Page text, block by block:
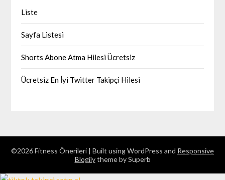
Liste
Sayfa Listesi
Shorts Abone Atma Hilesi Ücretsiz
Ücretsiz En İyi Twitter Takipçi Hilesi
©2026 Fitness Önerileri | Built using WordPress and Responsive
Blogilytheme by Superb